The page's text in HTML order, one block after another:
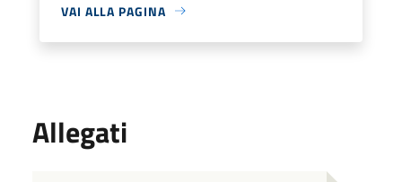
VAI ALLA PAGINA
Allegati